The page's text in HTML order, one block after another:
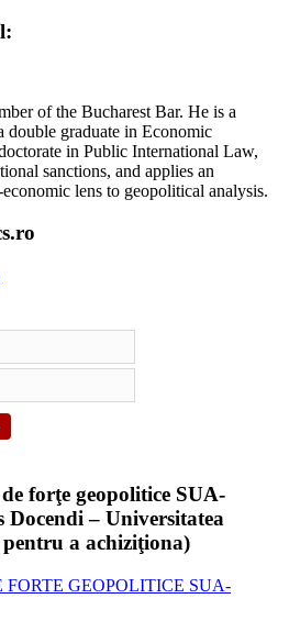
of the Bucharest Bar. He is a
double graduate in Economic
in Public International Law,
sanctions, and applies an
lens to geopolitical analysis.
forţe geopolitice SUA-
Docendi – Universitatea
a achiziţiona)